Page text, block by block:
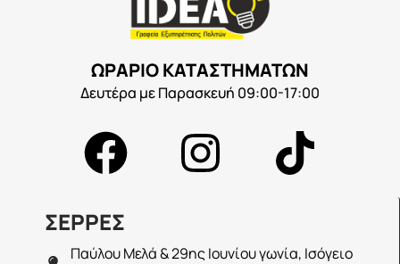
ΩΡΑΡΙΟ ΚΑΤΑΣΤΗΜΑΤΩΝ
Δευτέρα με Παρασκευή 09:00-17:00
ΣΕΡΡΕΣ
Παύλου Μελά & 29ης Ιουνίου γωνία, Ισόγειο